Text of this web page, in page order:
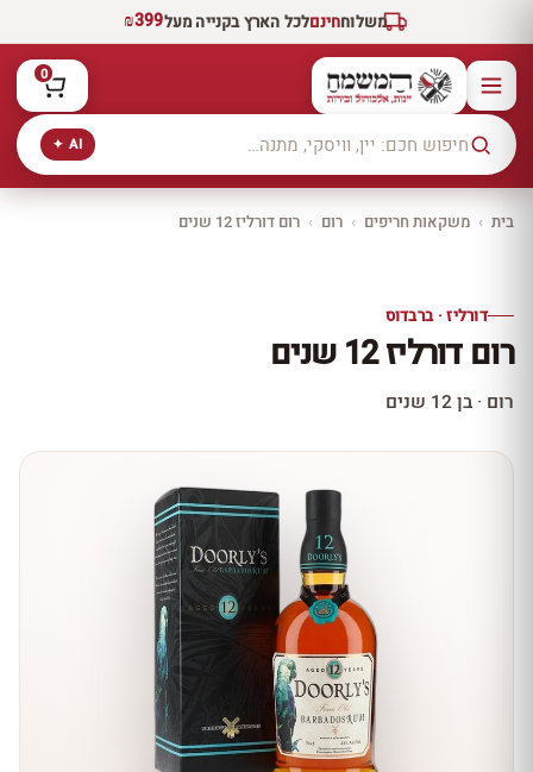
משלוחחינםלכל הארץ בקנייה מעל₪399
AI ✦
0
בית › משקאות חריפים › רום › רום דורליז 12 שנים
10% הנחה
עכשיו ב-10% הנחה
דורליז · ברבדוס
רום דורליז 12 שנים
רום · בן 12 שנים